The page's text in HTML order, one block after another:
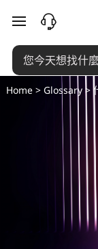
什
麼
是
跳至主要內容
Home> Glossary>